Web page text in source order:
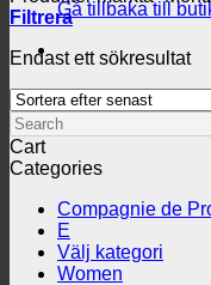
Gå tillbaka till
Filtrera
Endast ett sökresultat
Search
Cart
Categories
Compagnie de
E
Välj kategori
Women